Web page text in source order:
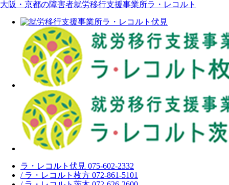
大阪・京都の障害者就労移行支援事業所ラ・レコルト
ラ・レコルト伏見 075-602-2332
/ ラ・レコルト枚方 072-861-5101